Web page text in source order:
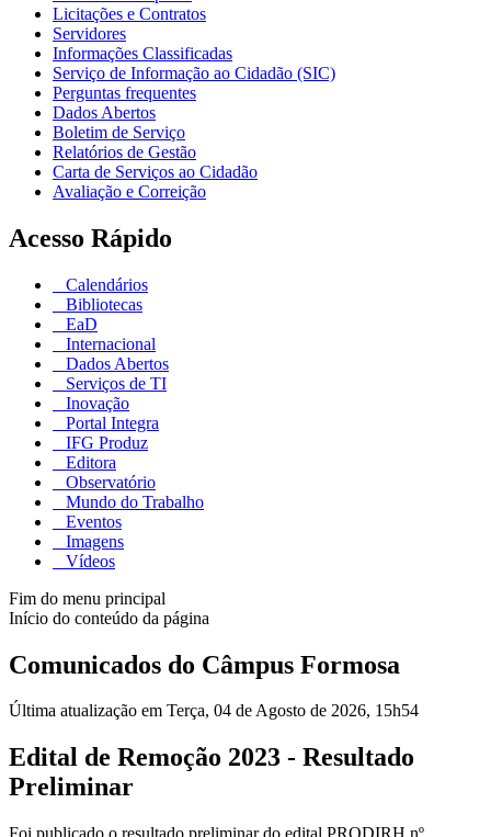
Licitações e Contratos
Servidores
Informações Classificadas
Serviço de Informação ao Cidadão (SIC)
Perguntas frequentes
Dados Abertos
Boletim de Serviço
Relatórios de Gestão
Carta de Serviços ao Cidadão
Avaliação e Correição
Acesso Rápido
Calendários
Bibliotecas
EaD
Internacional
Dados Abertos
Serviços de TI
Inovação
Portal Integra
IFG Produz
Editora
Observatório
Mundo do Trabalho
Eventos
Imagens
Vídeos
Fim do menu principal
Início do conteúdo da página
Comunicados do Câmpus Formosa
Última atualização em Terça, 04 de Agosto de 2026, 15h54
Edital de Remoção 2023 - Resultado
Preliminar